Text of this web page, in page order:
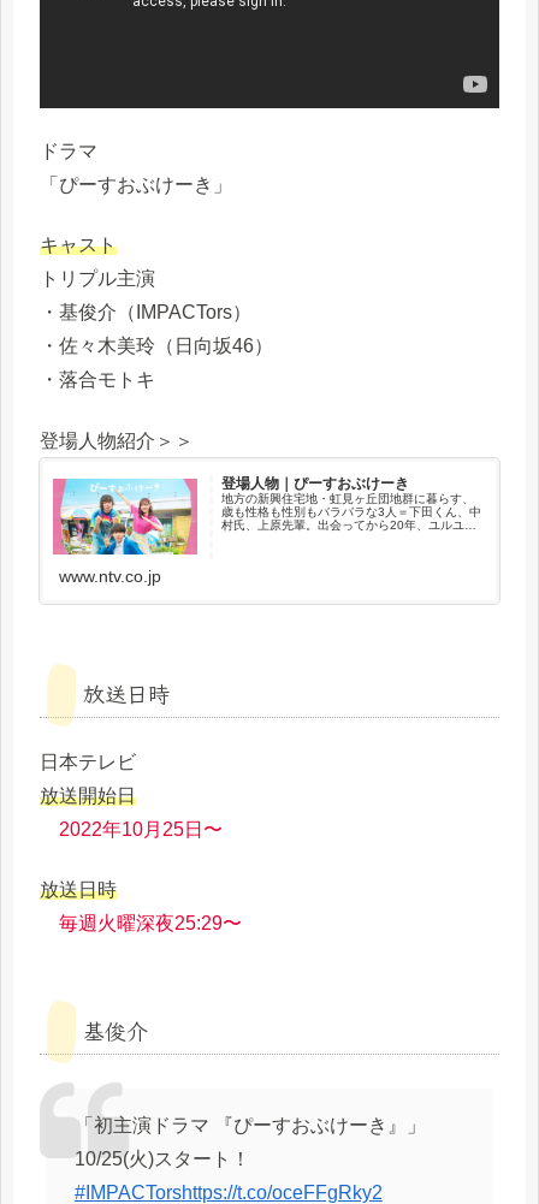
ドラマ
「ぴーすおぶけーき」
キャスト
トリプル主演
・基俊介（IMPACTors）
・佐々木美玲（日向坂46）
・落合モトキ
登場人物紹介＞＞
登場人物｜ぴーすおぶけーき
地方の新興住宅地・虹見ヶ丘団地群に暮らす、
歳も性格も性別もバラバラな3人＝下田くん、中
村氏、上原先輩。出会ってから20年、ユルユル
www.ntv.co.jp
放送日時
日本テレビ
放送開始日
2022年10月25日〜
放送日時
毎週火曜深夜25:29〜
基俊介
「初主演ドラマ 『ぴーすおぶけーき』」
10/25(火)スタート！
#IMPACTorshttps://t.co/oceFFgRky2